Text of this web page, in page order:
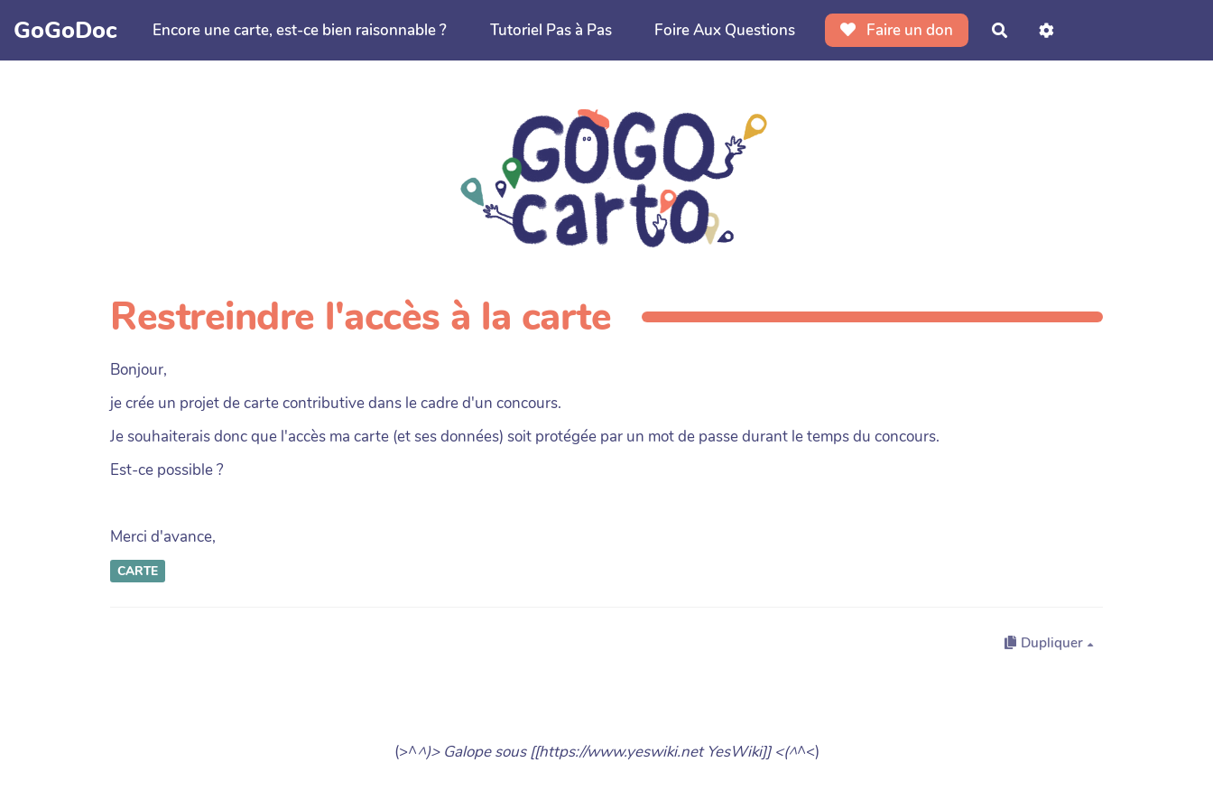
Aller au contenu principal
GoGoDoc Encore une carte, est-ce bien raisonnable ? Tutoriel Pas à Pas Foire Aux Questions Faire un don Rechercher
Restreindre l'accès à la carte
Bonjour,
je crée un projet de carte contributive dans le cadre d'un concours.
Je souhaiterais donc que l'accès ma carte (et ses données) soit protégée par un mot de passe durant le temps du concours.
Est-ce possible ?
Merci d'avance,
CARTE
Dupliquer
(>^^)> Galope sous [[https://www.yeswiki.net YesWiki]] <(^^<)